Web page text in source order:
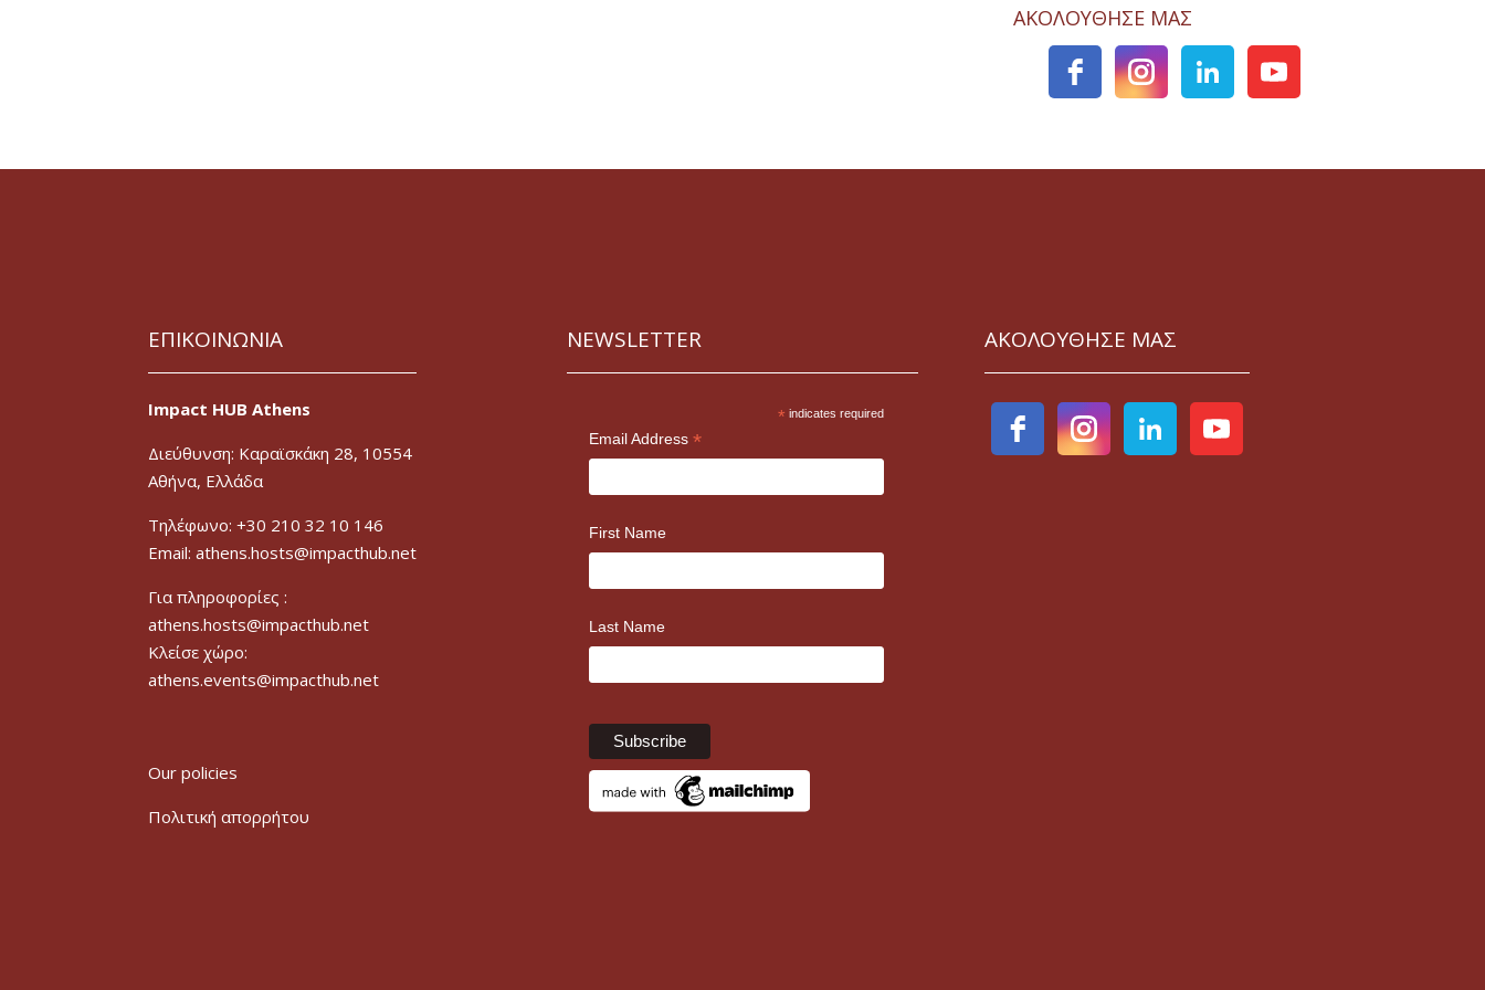
ΑΚΟΛΟΥΘΗΣΕ ΜΑΣ
ΕΠΙΚΟΙΝΩΝΙΑ
Impact HUB Athens
Διεύθυνση: Καραϊσκάκη 28, 10554
Αθήνα, Ελλάδα
Τηλέφωνο: +30 210 32 10 146
Email: athens.hosts@impacthub.net
Για πληροφορίες :
athens.hosts@impacthub.net
Κλείσε χώρο:
athens.events@impacthub.net
Our policies
Πολιτική απορρήτου
NEWSLETTER
* indicates required
Email Address *
First Name
Last Name
ΑΚΟΛΟΥΘΗΣΕ ΜΑΣ